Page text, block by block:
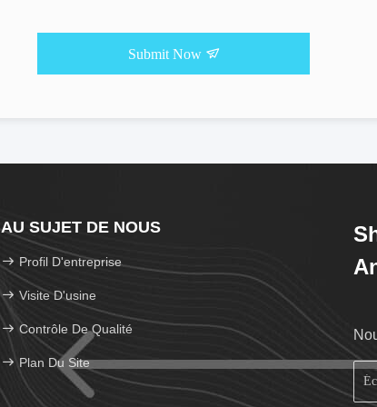
Submit Now
AU SUJET DE NOUS
Profil D'entreprise
Visite D'usine
Contrôle De Qualité
Plan Du Site